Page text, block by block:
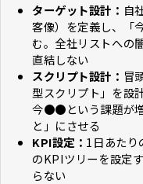
ターゲット設計： 自
客像）を定義し、「
む。全社リストへの
直結しない
スクリプト設計： 冒
型スクリプト」を
今●●という課題が
と」にさせる
KPI設定： 1日あたり
のKPIツリーを設定
らない